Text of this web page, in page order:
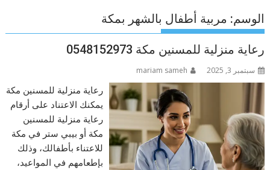
الوسم: مربية أطفال بالشهر بمكة
رعاية منزلية للمسنين مكة 0548152973
سبتمبر 3, 2025 mariam sameh
رعاية منزلية للمسنين مكة
يمكنك الاعتناد على أرقام
رعاية منزلية للمسنين
مكة أو بيبي ستر في مكة
للاعتناء بأطفالك، وذلك
بإطعامهم في المواعيد،